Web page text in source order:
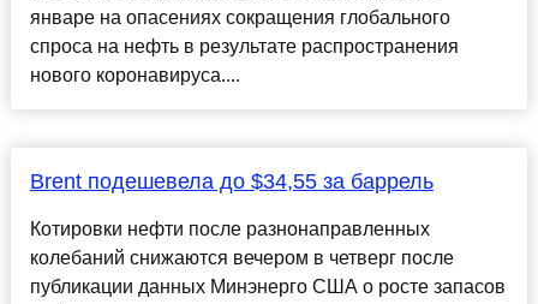
январе на опасениях сокращения глобального
спроса на нефть в результате распространения
нового коронавируса....
Brent подешевела до $34,55 за баррель
Котировки нефти после разнонаправленных
колебаний снижаются вечером в четверг после
публикации данных Минэнерго США о росте запасов